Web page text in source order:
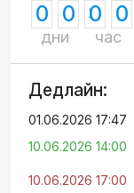
0 0
дни
0 0
час
Дедлайн:
01.06.2026 17:47
10.06.2026 14:00
10.06.2026 17:00